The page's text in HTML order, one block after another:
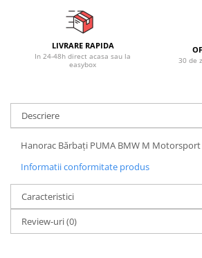
LIVRARE RAPIDA
In 24-48h direct acasa sau la
easybox
30 de
Descriere
Hanorac Bărbați PUMA BMW M Motorsport
Informatii conformitate produs
Caracteristici
Review-uri(0)